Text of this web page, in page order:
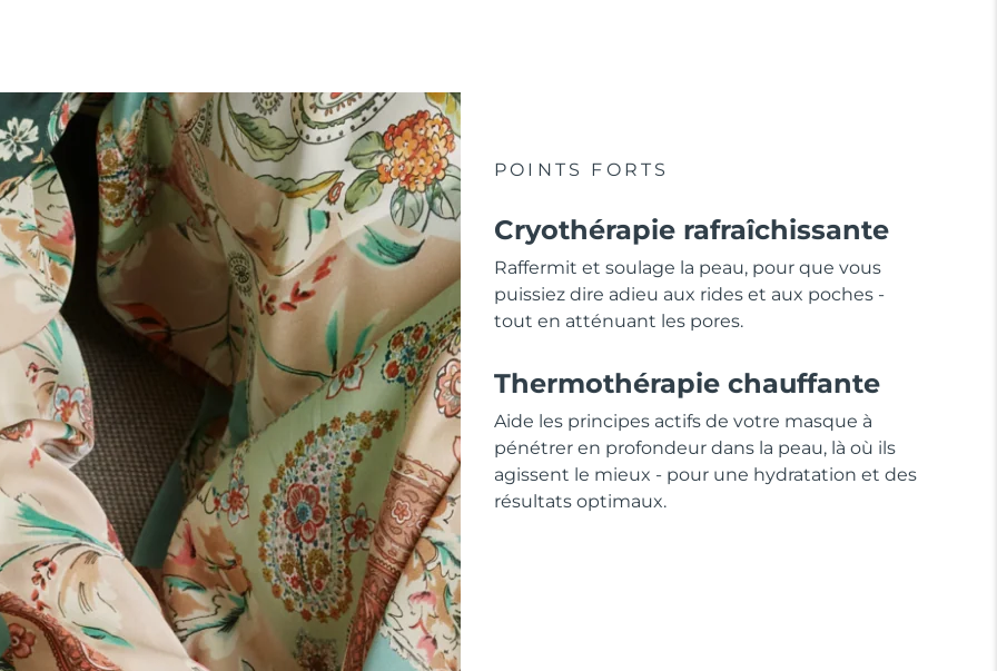
POINTS FORTS
Cryothérapie rafraîchissante
Raffermit et soulage la peau, pour que vous
puissiez dire adieu aux rides et aux poches -
tout en atténuant les pores.
Thermothérapie chauffante
Aide les principes actifs de votre masque à
pénétrer en profondeur dans la peau, là où ils
agissent le mieux - pour une hydratation et des
résultats optimaux.